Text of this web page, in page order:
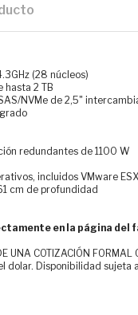
(28 núcleos)
hasta 2 TB
NVMe de 2,5"
redundantes de 1100 W
incluidos VMware
cm de profundidad
en la página del
UNA COTIZACIÓN
dolar. Disponibilidad